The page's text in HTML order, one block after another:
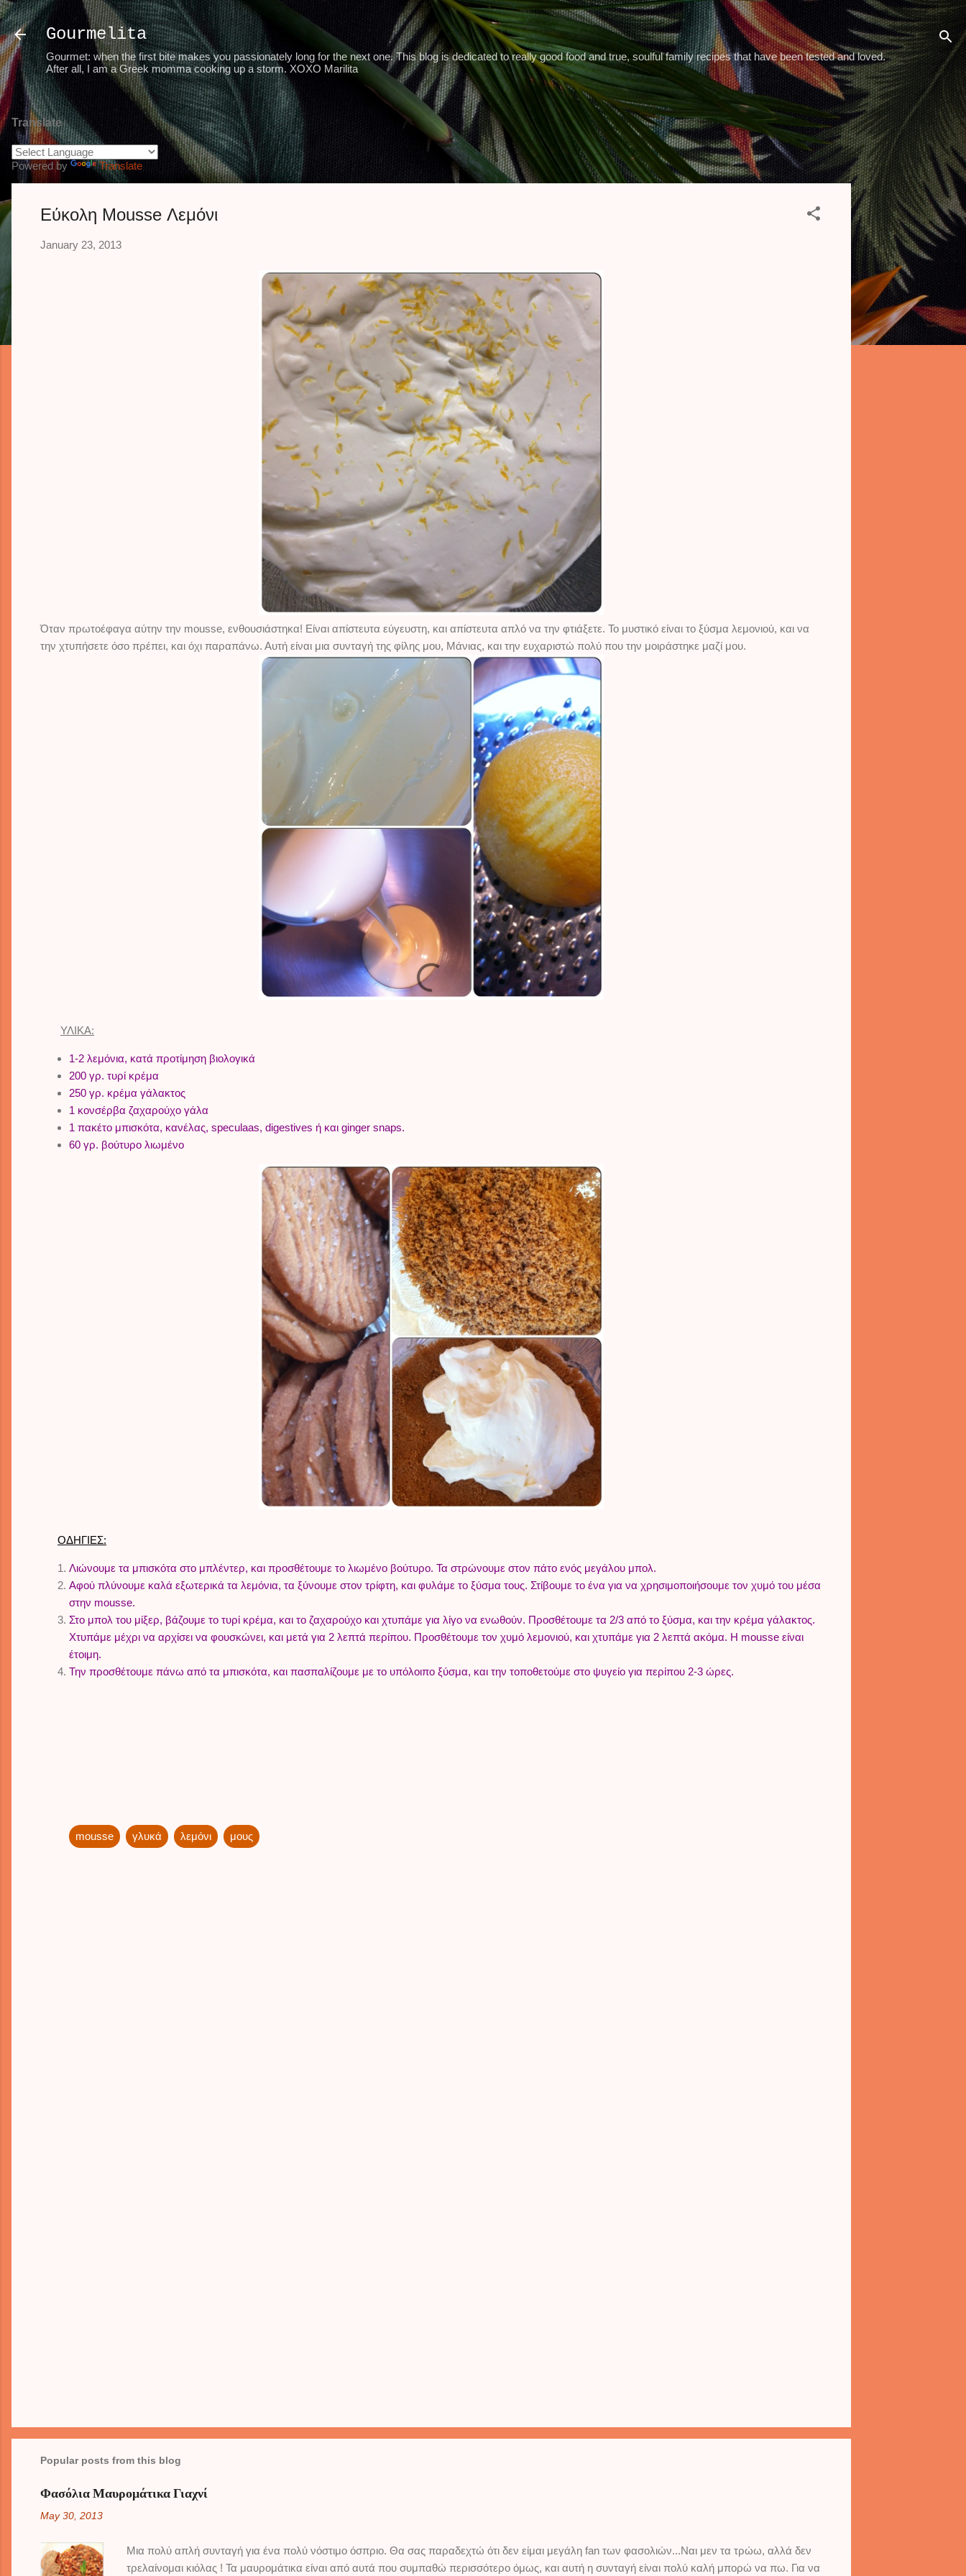
Skip to main content
Gourmelita
Gourmet: when the first bite makes you passionately long for the next one. This blog is dedicated to really good food and true, soulful family recipes that have been tested and loved.
After all, I am a Greek momma cooking up a storm. XOXO Marilita
Translate
Powered by Translate
Εύκολη Mousse Λεμόνι
January 23, 2013
Όταν πρωτοέφαγα αύτην την mousse, ενθουσιάστηκα! Είναι απίστευτα εύγευστη, και απίστευτα απλό να την φτιάξετε. Το μυστικό είναι το ξύσμα λεμονιού, και να
την χτυπήσετε όσο πρέπει, και όχι παραπάνω. Αυτή είναι μια συνταγή της φίλης μου, Μάνιας, και την ευχαριστώ πολύ που την μοιράστηκε μαζί μου.
ΥΛΙΚΑ:
1-2 λεμόνια, κατά προτίμηση βιολογικά
200 γρ. τυρί κρέμα
250 γρ. κρέμα γάλακτος
1 κονσέρβα ζαχαρούχο γάλα
1 πακέτο μπισκότα, κανέλας, speculaas, digestives ή και ginger snaps.
60 γρ. βούτυρο λιωμένο
ΟΔΗΓΙΕΣ:
Λιώνουμε τα μπισκότα στο μπλέντερ, και προσθέτουμε το λιωμένο βούτυρο. Τα στρώνουμε στον πάτο ενός μεγάλου μπολ.
Αφού πλύνουμε καλά εξωτερικά τα λεμόνια, τα ξύνουμε στον τρίφτη, και φυλάμε το ξύσμα τους. Στίβουμε το ένα για να χρησιμοποιήσουμε τον χυμό του μέσα
στην mousse.
Στο μπολ του μίξερ, βάζουμε το τυρί κρέμα, και το ζαχαρούχο και χτυπάμε για λίγο να ενωθούν. Προσθέτουμε τα 2/3 από το ξύσμα, και την κρέμα γάλακτος.
Χτυπάμε μέχρι να αρχίσει να φουσκώνει, και μετά για 2 λεπτά περίπου. Προσθέτουμε τον χυμό λεμονιού, και χτυπάμε για 2 λεπτά ακόμα. Η mousse είναι
έτοιμη.
Την προσθέτουμε πάνω από τα μπισκότα, και πασπαλίζουμε με το υπόλοιπο ξύσμα, και την τοποθετούμε στο ψυγείο για περίπου 2-3 ώρες.
mousse γλυκά λεμόνι μους
Popular posts from this blog
Φασόλια Μαυρομάτικα Γιαχνί
May 30, 2013
Μια πολύ απλή συνταγή για ένα πολύ νόστιμο όσπριο. Θα σας παραδεχτώ ότι δεν είμαι μεγάλη fan των φασολιών...Ναι μεν τα τρώω, αλλά δεν
τρελαίνομαι κιόλας ! Τα μαυρομάτικα είναι από αυτά που συμπαθώ περισσότερο όμως, και αυτή η συνταγή είναι πολύ καλή μπορώ να πω. Για να